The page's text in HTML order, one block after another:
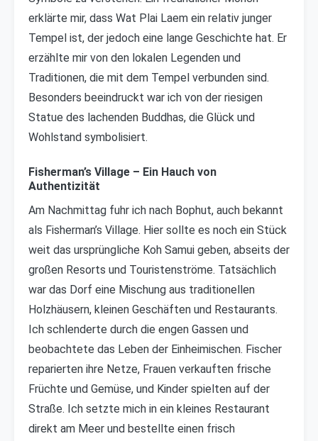
erklärte mir, dass Wat Plai Laem ein relativ junger
Tempel ist, der jedoch eine lange Geschichte hat. Er
erzählte mir von den lokalen Legenden und
Traditionen, die mit dem Tempel verbunden sind.
Besonders beeindruckt war ich von der riesigen
Statue des lachenden Buddhas, die Glück und
Wohlstand symbolisiert.
Fisherman’s Village – Ein Hauch von
Authentizität
Am Nachmittag fuhr ich nach Bophut, auch bekannt
als Fisherman’s Village. Hier sollte es noch ein Stück
weit das ursprüngliche Koh Samui geben, abseits der
großen Resorts und Touristenströme. Tatsächlich
war das Dorf eine Mischung aus traditionellen
Holzhäusern, kleinen Geschäften und Restaurants.
Ich schlenderte durch die engen Gassen und
beobachtete das Leben der Einheimischen. Fischer
reparierten ihre Netze, Frauen verkauften frische
Früchte und Gemüse, und Kinder spielten auf der
Straße. Ich setzte mich in ein kleines Restaurant
direkt am Meer und bestellte einen frisch